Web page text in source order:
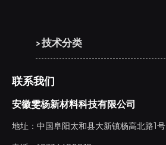
> 技术分类
联系我们
安徽雯杨新材料科技有限公司
地址：中国阜阳太和县大新镇杨高北路1号